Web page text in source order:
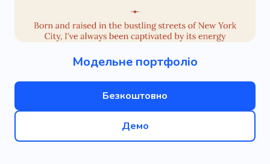
Модельне портфоліо
Безкоштовно
Демо